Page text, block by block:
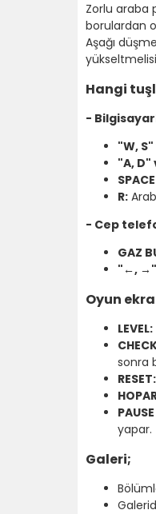
Zorlu araba
borulardan
Aşağı
Hangi
-
"W,
"A,
R:
- Cep
GAZ
"←, →"
Oyun
LEVEL:
sonra
RESET:
yapar.
Galeri;